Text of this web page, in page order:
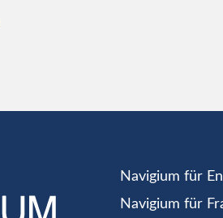
Navigium für
Navigium für